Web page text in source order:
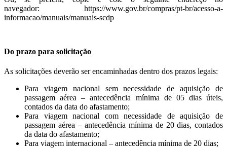
navegador: https://www.gov.br/compras/pt-br/acesso-a-
informacao/manuais/manuais-scdp
Do prazo para solicitação
As solicitações deverão ser encaminhadas dentro dos prazos legais:
Para viagem nacional sem necessidade de aquisição de
passagem aérea – antecedência mínima de 05 dias úteis,
contados da data do afastamento;
Para viagem nacional com necessidade de aquisição de
passagem aérea – antecedência mínima de 20 dias, contados
da data do afastamento;
Para viagem internacional – antecedência mínima de 20 dias;